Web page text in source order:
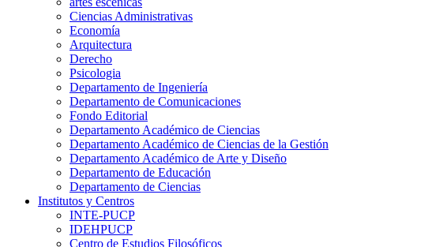
Ciencias Administrativas
Economía
Arquitectura
Derecho
Psicologia
Departamento de Ingeniería
Departamento de Comunicaciones
Fondo Editorial
Departamento Académico de Ciencias
Departamento Académico de Ciencias de la Gestión
Departamento Académico de Arte y Diseño
Departamento de Educación
Departamento de Ciencias
Institutos y Centros
INTE-PUCP
IDEHPUCP
Centro de Estudios Filosóficos